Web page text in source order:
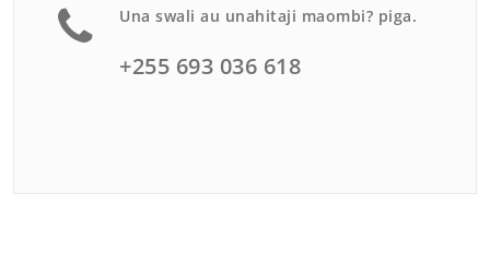
Una swali au unahitaji maombi? piga.
+255 693 036 618